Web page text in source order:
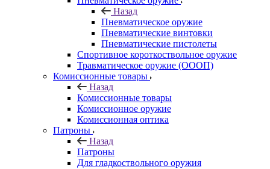
Назад
Пневматическое оружие
Пневматические винтовки
Пневматические пистолеты
Спортивное короткоствольное оружие
Травматическое оружие (ОООП)
Комиссионные товары
Назад
Комиссионные товары
Комиссионное оружие
Комиссионная оптика
Патроны
Назад
Патроны
Для гладкоствольного оружия